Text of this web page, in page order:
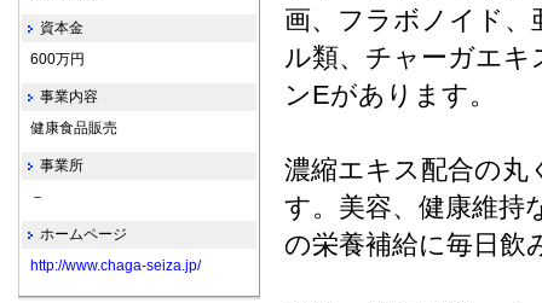
画、フラボノイド
ル類、チャーガエ
ンEがあります。
濃縮エキス配合の丸
す。美容、健康維持
の栄養補給に毎日飲
資本金
600万円
事業内容
健康食品販売
事業所
－
ホームページ
http://www.chaga-seiza.jp/